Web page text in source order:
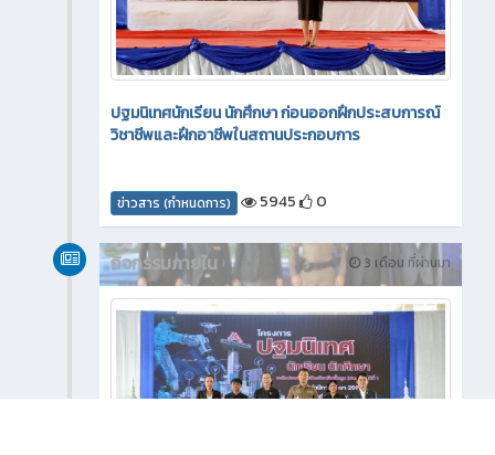
ปฐมนิเทศนักเรียน นักศึกษา ก่อนออกฝึกประสบการณ์
วิชาชีพและฝึกอาชีพในสถานประกอบการ
ข่าวสาร (กำหนดการ) 5945 0
3 เดือน ที่ผ่านมา
กิจกรรมภายใน